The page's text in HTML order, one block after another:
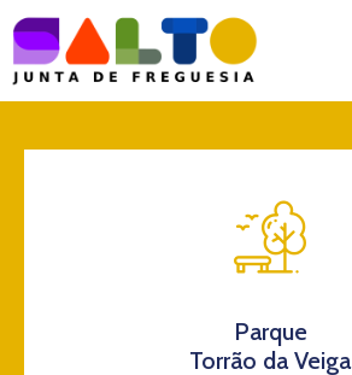
Instituição
Parque
Torrão da Veiga